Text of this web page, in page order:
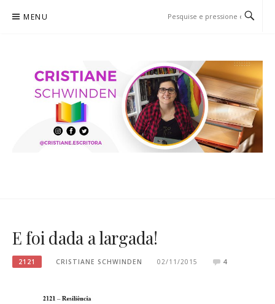
para
MENU
E foi dada a largada!
2121 CRISTIANE SCHWINDEN 02/11/2015 4